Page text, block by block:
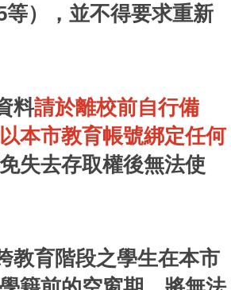
），並不得要求重新
料請於離校前自行備
本市教育帳號綁定任何
免失去存取權後無法使
教育階段之學生在本市